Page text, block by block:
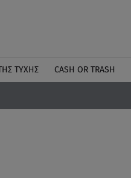
ΤΎΧΗΣ CASH OR TRASH